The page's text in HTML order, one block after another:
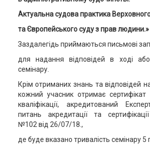
Актуальна судова практика
та Європейського суду з прав людини.»
Заздалегідь приймаються письмові
для надання відповідей в ході
семінару.
Крім отриманих знань та відповідей
кожний учасник отримає
кваліфікації, акредитований
питань акредитації та
№102 від 26/07/18.,
де буде вказано тривалість семінару 5